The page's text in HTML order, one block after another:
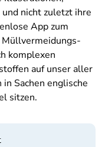
nicht zuletzt ihre
App zum
komplexen
auf unser aller
Sachen englische
sitzen.